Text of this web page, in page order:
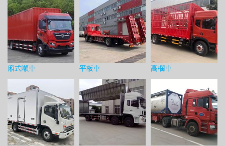
廂式噸車 平板車 高欄車